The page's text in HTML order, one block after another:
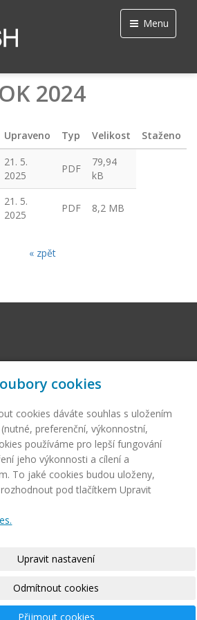
Menu
2024
Upraveno Typ Velikost
Staženo
21. 5.
2025
PDF
79,94
kB
21. 5.
2025
PDF 8,2 MB
« zpět
187
- Krč
úvěrů, financování aktivit,
a bytových prostor na Praze 1
cookies
cookies dáváte souhlas s uložením
preferenční, výkonnostní,
používáme pro lepší fungování
jeho výkonnosti a cílení a
To jaké cookies budou uloženy,
pod tlačítkem Upravit
Upravit nastavení
Odmítnout cookies
Přijmout cookies